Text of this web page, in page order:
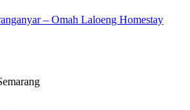
– Omah Laloeng Homestay